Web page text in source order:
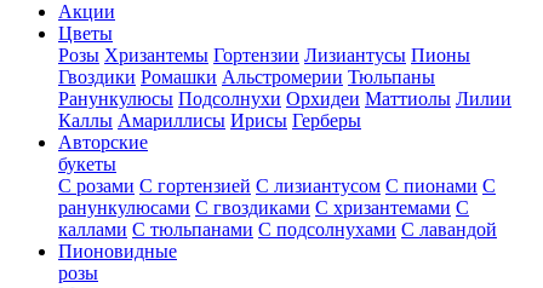
Акции
Цветы
Розы Хризантемы Гортензии Лизиантусы Пионы
Гвоздики Ромашки Альстромерии Тюльпаны
Ранункулюсы Подсолнухи Орхидеи Маттиолы Лилии
Каллы Амариллисы Ирисы Герберы
Авторские
букеты
С розами С гортензией С лизиантусом С пионами С
ранункулюсами С гвоздиками С хризантемами С
каллами С тюльпанами С подсолнухами С лавандой
Пионовидные
розы